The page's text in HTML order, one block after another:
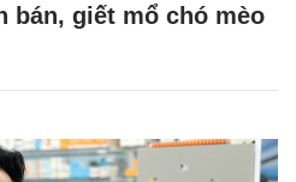
bán, giết mổ chó mèo